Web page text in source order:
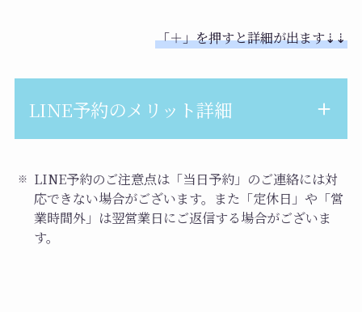
「＋」を押すと詳細が出ます⇣⇣
LINE予約のメリット詳細
ネット予約ではなるべくわかりやすくする
為にシンプルなコースのみの掲載にしており
LINE予約のご注意点は「当日予約」のご連絡には対
応できない場合がございます。また「定休日」や「営
業時間外」は翌営業日にご返信する場合がございま
す。